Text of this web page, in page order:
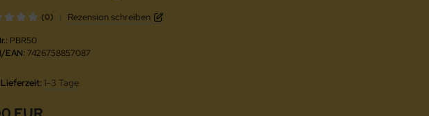
(0) Rezension schreiben
PBR50
EAN: 7426758857087
Lieferzeit: 1-3 Tage